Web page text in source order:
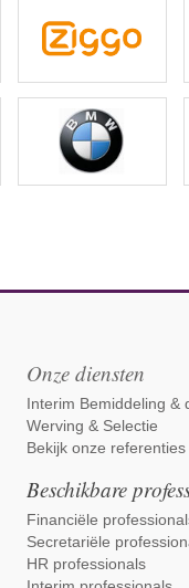
Onze diensten
Interim Bemiddeling &
Werving & Selectie
Bekijk onze referenties
Beschikbare
Financiële
Secretariële
HR professionals